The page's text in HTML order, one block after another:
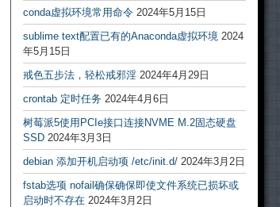
conda虚拟环境常用命令 2024年5月15日
sublime text配置已有的Anaconda虚拟环境 2024
年5月15日
戒色五步法，轻松戒邪淫 2024年4月29日
crontab 定时任务 2024年4月6日
树莓派5使用PCIe接口连接NVME M.2固态硬盘
SSD 2024年3月3日
debian 添加开机启动项 /etc/init.d/ 2024年3月2日
fstab选项 nofail确保确保即使文件系统已损坏或
启动时不存在 2024年3月2日